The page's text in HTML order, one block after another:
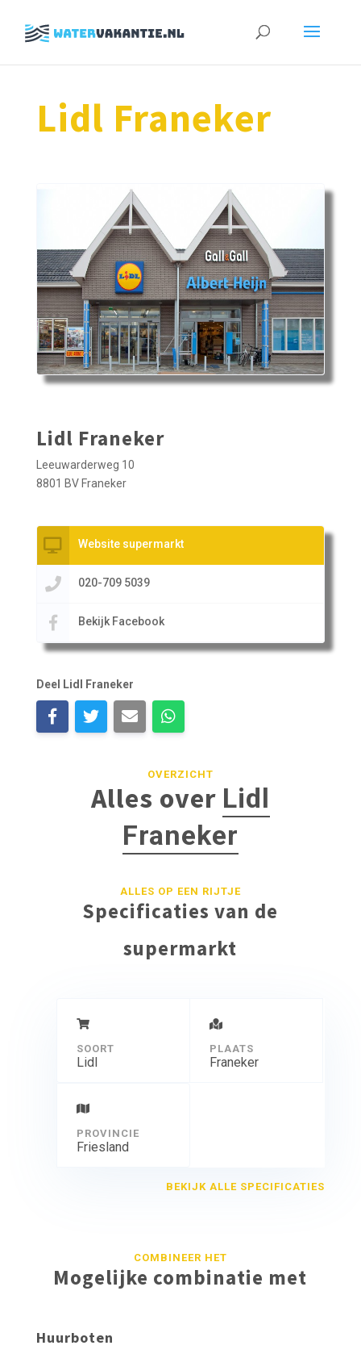
Zoeken
Lidl Franeker
Lidl Franeker
Leeuwarderweg 10
8801 BV Franeker
Website supermarkt
020-709 5039
Bekijk Facebook
Deel Lidl Franeker
OVERZICHT
Alles over Lidl
Franeker
ALLES OP EEN RIJTJE
Specificaties van de
supermarkt
SOORT
Lidl
PLAATS
Franeker
PROVINCIE
Friesland
BEKIJK ALLE SPECIFICATIES
COMBINEER HET
Mogelijke combinatie met
Huurboten